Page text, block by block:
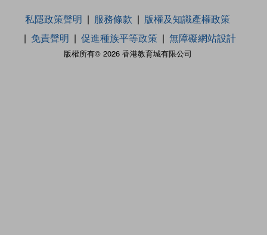
版權所有© 2026 香港教育城有限公司
私隱政策聲明 服務條款
版權及知識產權政策
免責聲明
促進種族平等政策 無障礙網站設計